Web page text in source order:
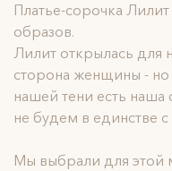
Платье-сорочка
образов.
Лилит открылась для
сторона женщины - но
нашей тени есть
не будем в единстве
Мы выбрали для этой